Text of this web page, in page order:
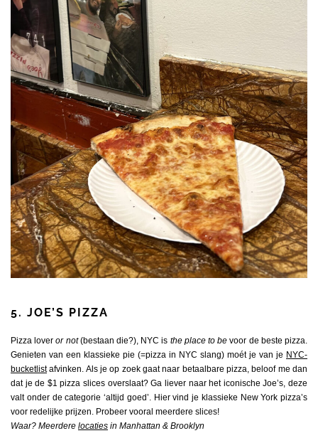
5. JOE’S PIZZA
Pizza loveror not(bestaan die?), NYC is the place to be voor de beste pizza.
Genieten van een klassieke pie (=pizza in NYC slang) moét je van je NYC-
bucketlistafvinken. Als je op zoek gaat naar betaalbare pizza, beloof me dan
dat je de $1 pizza slices overslaat? Ga liever naar het iconische Joe’s, deze
valt onder de categorie ‘altijd goed’. Hier vind je klassieke New York pizza’s
voor redelijke prijzen. Probeer vooral meerdere slices!
Waar? Meerdere locaties in Manhattan & Brooklyn